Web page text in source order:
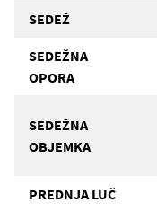
SEDEŽ
SEDEŽNA
OPORA
SEDEŽNA
OBJEMKA
PREDNJA LUČ